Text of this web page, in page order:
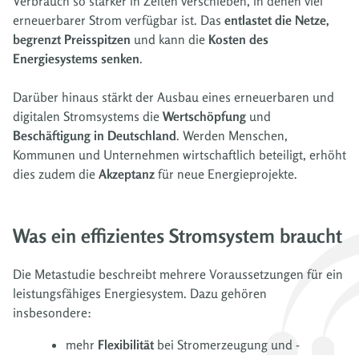
erneuerbarer Strom verfügbar ist. Das entlastet die Netze,
begrenzt Preisspitzen und kann die Kosten des
Energiesystems senken.
Darüber hinaus stärkt der Ausbau eines erneuerbaren und
digitalen Stromsystems die Wertschöpfung und
Beschäftigung in Deutschland. Werden Menschen,
Kommunen und Unternehmen wirtschaftlich beteiligt, erhöht
dies zudem die Akzeptanz für neue Energieprojekte.
Was ein effizientes Stromsystem braucht
Die Metastudie beschreibt mehrere Voraussetzungen für ein
leistungsfähiges Energiesystem. Dazu gehören
insbesondere:
mehr Flexibilität bei Stromerzeugung und -